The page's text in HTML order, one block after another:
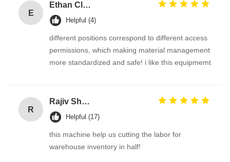
E
Ethan Clark
Helpful (4)
different positions correspond to different access
permissions, which making material management
more standardized and safe! i like this equipmemt
R
Rajiv Sharma
Helpful (17)
this machine help us cutting the labor for
warehouse inventory in half!